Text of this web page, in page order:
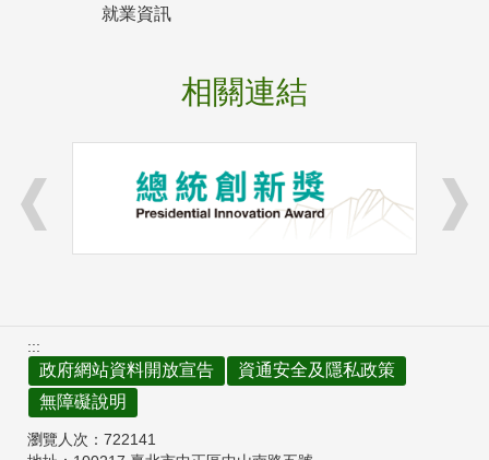
就業資訊
相關連結
:::
政府網站資料開放宣告
資通安全及隱私政策
無障礙說明
瀏覽人次： 722141